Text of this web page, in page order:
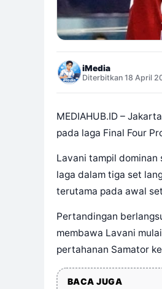
iMedia
Diterbitkan 18 April
MEDIAHUB.ID –
pada laga Final Four
Lavani tampil dominan
laga dalam tiga set
terutama pada awal
Pertandingan
membawa Lavani
pertahanan Samator
BACA JUGA